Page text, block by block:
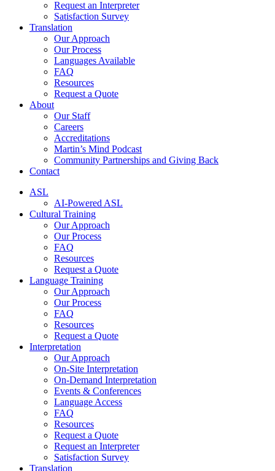
Request an Interpreter
Satisfaction Survey
Translation
Our Approach
Our Process
Languages Available
FAQ
Resources
Request a Quote
About
Our Staff
Careers
Accreditations
Martin’s Mind Podcast
Community Partnerships and Giving Back
Contact
ASL
AI-Powered ASL
Cultural Training
Our Approach
Our Process
FAQ
Resources
Request a Quote
Language Training
Our Approach
Our Process
FAQ
Resources
Request a Quote
Interpretation
Our Approach
On-Site Interpretation
On-Demand Interpretation
Events & Conferences
Language Access
FAQ
Resources
Request a Quote
Request an Interpreter
Satisfaction Survey
Translation